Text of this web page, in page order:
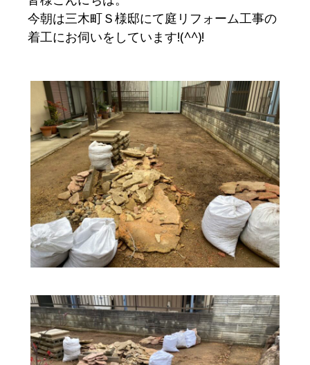
今朝は三木町Ｓ様邸にて庭リフォーム工事の
着工にお伺いをしています!(^^)!